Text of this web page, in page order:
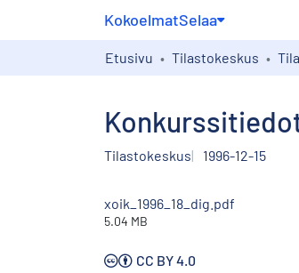
KokoelmatSelaa
Etusivu Tilastokeskus
Tilastokeskus 1996-12-15
xoik_1996_18_dig.pdf
5.04 MB
CC BY 4.0